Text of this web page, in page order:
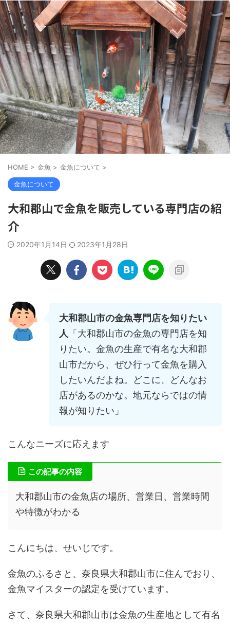
HOME > 金魚 > 金魚について >
金魚について
大和郡山で金魚を販売している専門店の紹
介
2020年1月14日 2023年1月28日
大和郡山市の金魚専門店を知りたい
人 「大和郡山市の金魚の専門店を知
りたい。金魚の生産で有名な大和郡
山市だから、ぜひ行って金魚を購入
したいんだよね。どこに、どんなお
店があるのかな。地元ならではの情
報が知りたい」
こんなニーズに応えます
この記事の内容
大和郡山市の金魚店の場所、営業日、営業時間
や特徴がわかる
こんにちは、せいじです。
金魚のふるさと、奈良県大和郡山市に住んでおり、
金魚マイスターの認定を受けています。
さて、奈良県大和郡山市は金魚の生産地として有名